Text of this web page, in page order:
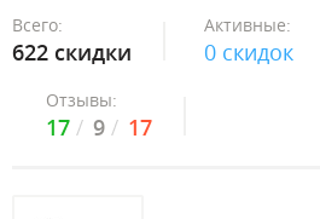
Всего:
622 скидки
Активные:
0 скидок
Отзывы:
17 9 17